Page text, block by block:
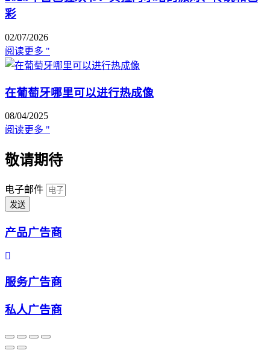
彩
02/07/2026
阅读更多 "
在葡萄牙哪里可以进行热成像
08/04/2025
阅读更多 "
敬请期待
电子邮件
发送
产品广告商
服务广告商
私人广告商